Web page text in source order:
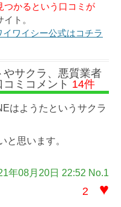
つかるという口コミが
ト。
ワイシー公式はコチラ
サクラ、悪質業者
ミコメント 14件
はようたというサクラ
と思います。
年08月20日 22:52 No.1
2 ♥